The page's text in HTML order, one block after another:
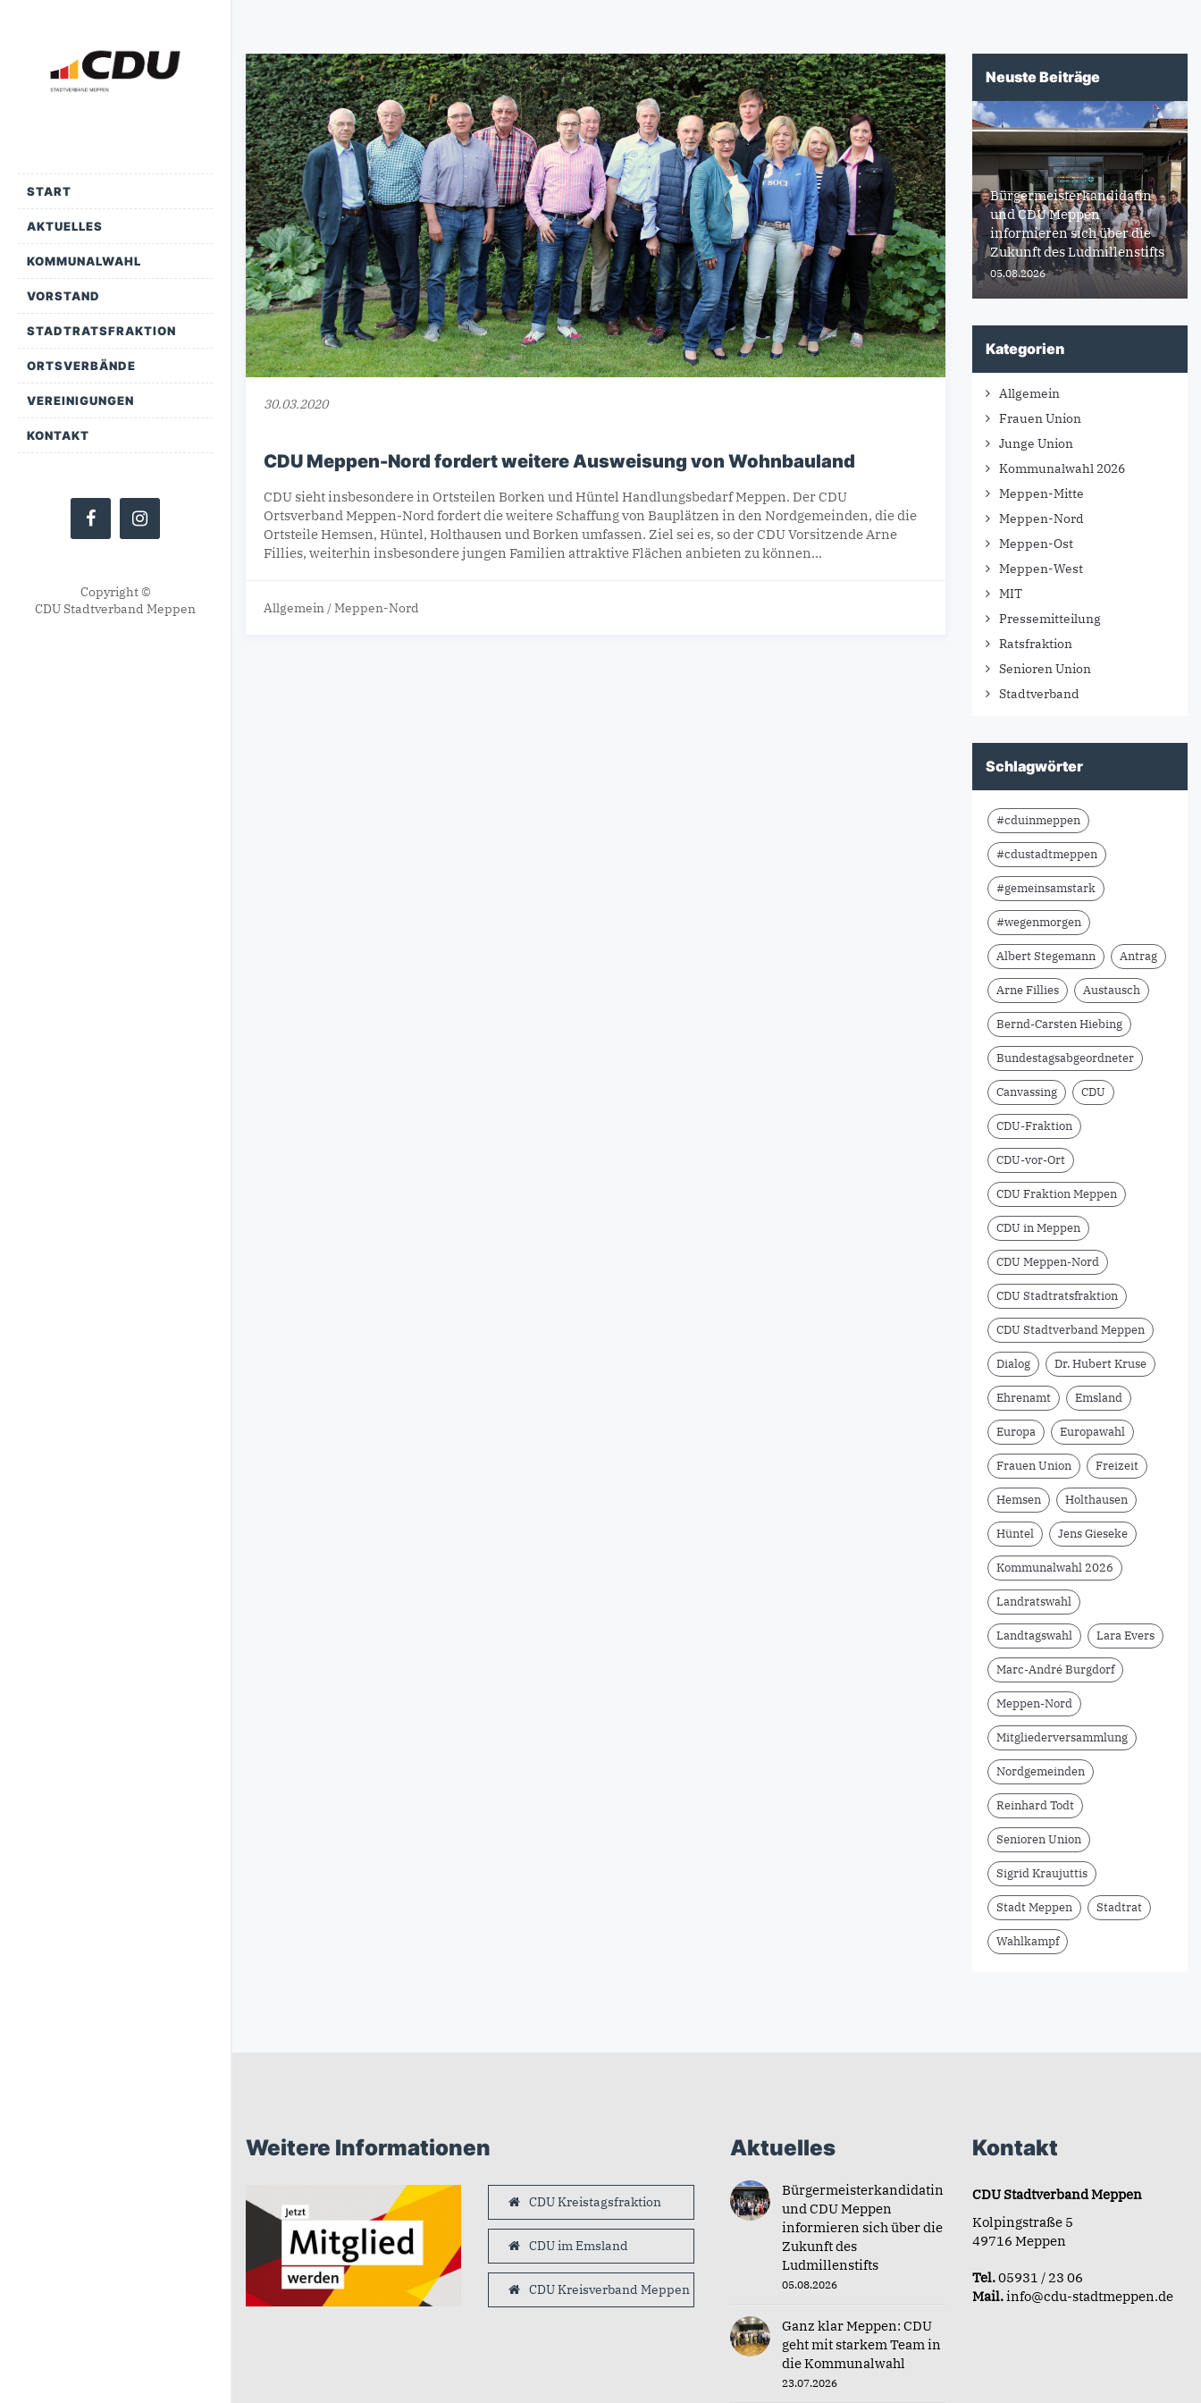
START
AKTUELLES
KOMMUNALWAHL
VORSTAND
STADTRATSFRAKTION
ORTSVERBÄNDE
VEREINIGUNGEN
KONTAKT
Copyright ©
CDU Stadtverband Meppen
30.03.2020
CDU Meppen-Nord fordert weitere Ausweisung von Wohnbauland
CDU sieht insbesondere in Ortsteilen Borken und Hüntel Handlungsbedarf Meppen. Der CDU
Ortsverband Meppen-Nord fordert die weitere Schaffung von Bauplätzen in den Nordgemeinden, die die
Ortsteile Hemsen, Hüntel, Holthausen und Borken umfassen. Ziel sei es, so der CDU Vorsitzende Arne
Fillies, weiterhin insbesondere jungen Familien attraktive Flächen anbieten zu können…
Allgemein /Meppen-Nord
Neuste Beiträge
Bürgermeisterkandidatin
und CDU Meppen
informieren sich über die
Zukunft des Ludmillenstifts
05.08.2026
Kategorien
Allgemein
Frauen Union
Junge Union
Kommunalwahl 2026
Meppen-Mitte
Meppen-Nord
Meppen-Ost
Meppen-West
MIT
Pressemitteilung
Ratsfraktion
Senioren Union
Stadtverband
Schlagwörter
#cduinmeppen
#cdustadtmeppen
#gemeinsamstark
#wegenmorgen
Albert Stegemann Antrag
Arne Fillies Austausch
Bernd-Carsten Hiebing
Bundestagsabgeordneter
Canvassing CDU
CDU-Fraktion
CDU-vor-Ort
CDU Fraktion Meppen
CDU in Meppen
CDU Meppen-Nord
CDU Stadtratsfraktion
CDU Stadtverband Meppen
Dialog Dr. Hubert Kruse
Ehrenamt Emsland
Europa Europawahl
Frauen Union Freizeit
Hemsen Holthausen
Hüntel Jens Gieseke
Kommunalwahl 2026
Landratswahl
Landtagswahl Lara Evers
Marc-André Burgdorf
Meppen-Nord
Mitgliederversammlung
Nordgemeinden
Reinhard Todt
Senioren Union
Sigrid Kraujuttis
Stadt Meppen Stadtrat
Wahlkampf
Weitere Informationen
CDU Kreistagsfraktion
CDU im Emsland
CDU Kreisverband Meppen
Aktuelles
Bürgermeisterkandidatin
und CDU Meppen
informieren sich über die
Zukunft des
Ludmillenstifts
05.08.2026
Ganz klar Meppen: CDU
geht mit starkem Team in
die Kommunalwahl
23.07.2026
Kontakt
CDU Stadtverband Meppen
Kolpingstraße 5
49716 Meppen
Tel.05931 / 23 06
Mail.info@cdu-stadtmeppen.de